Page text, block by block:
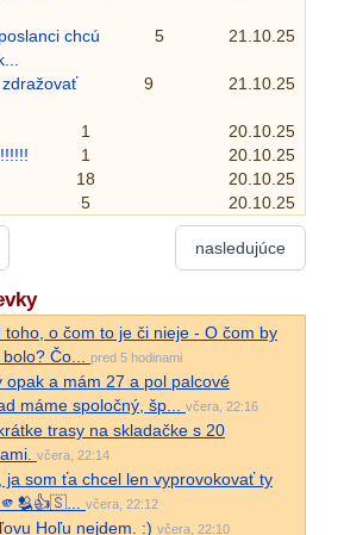
chcú
5 21.10.25
zdražovať
9 21.10.25
1
20.10.25
1
20.10.25
18
20.10.25
5 20.10.25
nasledujúce
toho, o čom to je či nieje - O čom by
Čo...
pred 5 hodinami
opak a mám 27 a pol palcové
máme spoločný, šp...
včera, 22:16
trasy na skladačke s 20
včera, 22:14
ja som ťa chcel len vyprovokovať ty
včera, 22:12
Hoľu nejdem. :) včera, 22:10